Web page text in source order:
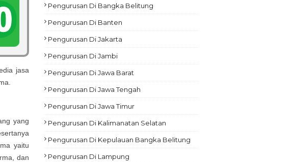
jasa
yang
yaitu
dan
Pengurusan Di Bangka Belitung
Pengurusan Di Banten
Pengurusan Di Jakarta
Pengurusan Di Jambi
Pengurusan Di Jawa Barat
Pengurusan Di Jawa Tengah
Pengurusan Di Jawa Timur
Pengurusan Di Kalimanatan Selatan
Pengurusan Di Kepulauan Bangka Belitung
Pengurusan Di Lampung